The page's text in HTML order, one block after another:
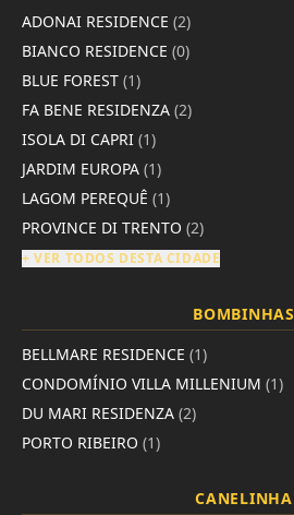
ADONAI RESIDENCE (2)
BIANCO RESIDENCE (0)
BLUE FOREST (1)
FA BENE RESIDENZA (2)
ISOLA DI CAPRI (1)
JARDIM EUROPA (1)
LAGOM PEREQUÊ (1)
PROVINCE DI TRENTO (2)
+ VER TODOS DESTA CIDADE
BOMBINHAS
BELLMARE RESIDENCE (1)
CONDOMÍNIO VILLA MILLENIUM (1)
DU MARI RESIDENZA (2)
PORTO RIBEIRO (1)
CANELINHA